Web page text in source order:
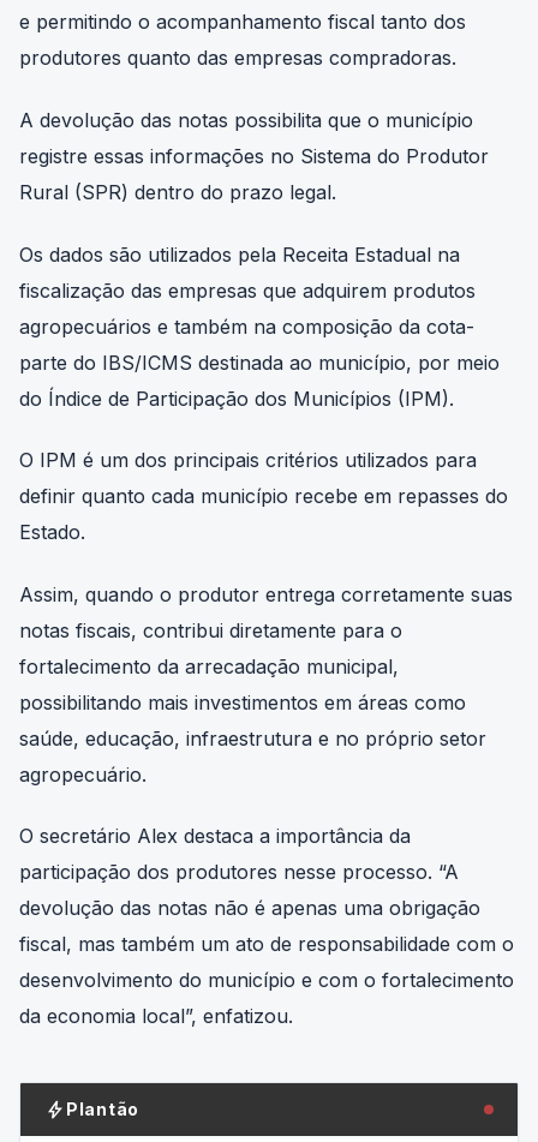
e permitindo o acompanhamento fiscal tanto dos
produtores quanto das empresas compradoras.
A devolução das notas possibilita que o município
registre essas informações no Sistema do Produtor
Rural (SPR) dentro do prazo legal.
Os dados são utilizados pela Receita Estadual na
fiscalização das empresas que adquirem produtos
agropecuários e também na composição da cota-
parte do IBS/ICMS destinada ao município, por meio
do Índice de Participação dos Municípios (IPM).
O IPM é um dos principais critérios utilizados para
definir quanto cada município recebe em repasses do
Estado.
Assim, quando o produtor entrega corretamente suas
notas fiscais, contribui diretamente para o
fortalecimento da arrecadação municipal,
possibilitando mais investimentos em áreas como
saúde, educação, infraestrutura e no próprio setor
agropecuário.
O secretário Alex destaca a importância da
participação dos produtores nesse processo. “A
devolução das notas não é apenas uma obrigação
fiscal, mas também um ato de responsabilidade com o
desenvolvimento do município e com o fortalecimento
da economia local”, enfatizou.
bolt Plantão